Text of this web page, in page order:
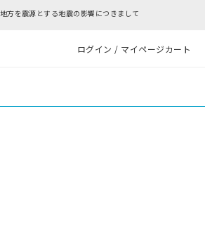
方を震源とする地震の影響につきまして
ログイン / マイページカート